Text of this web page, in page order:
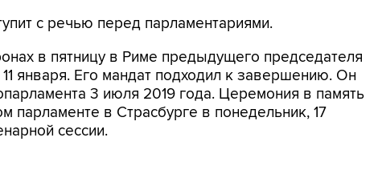
с речью перед парламентариями.
в пятницу в Риме предыдущего председателя
11 января. Его мандат подходил к завершению. Он
3 июля 2019 года. Церемония в память
парламенте в Страсбурге в понедельник, 17
сессии.